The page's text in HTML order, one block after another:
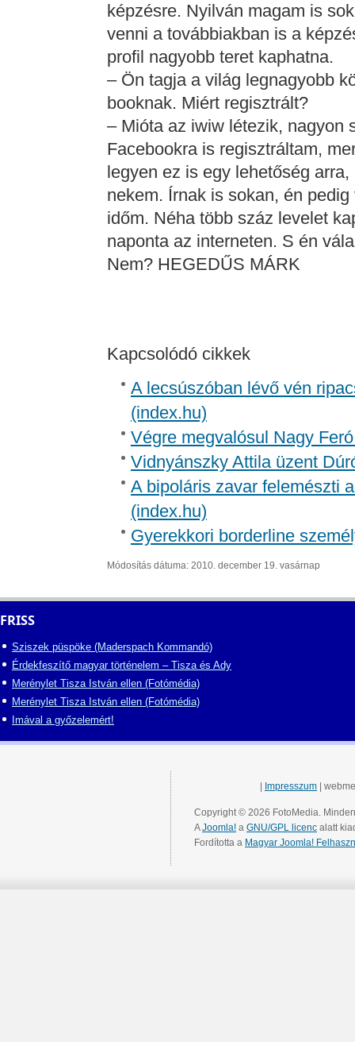
képzésre. Nyilván magam is
venni a továbbiakban is a
profil nagyobb teret kaphatna.
– Ön tagja a világ legnagyobb
booknak. Miért regisztrált?
– Mióta az iwiw létezik, nagyon
Facebookra is regisztráltam,
legyen ez is egy lehetőség
nekem. Írnak is sokan, én
időm. Néha több száz levelet
naponta az interneten. S én
Nem? HEGEDŰS MÁRK
Kapcsolódó cikkek
A lecsúszóban lévő vén
(index.hu)
Végre megvalósul Nagy
Vidnyánszky Attila üzent
A bipoláris zavar felemészti
(index.hu)
Gyerekkori borderline
Módosítás dátuma: 2010. december 19. vasárnap
FRISS
Sziszek püspöke (Maderspach Kommandó)
Érdekfeszítő magyar történelem – Tisza és Ady
Merénylet Tisza István ellen (Fotómédia)
Merénylet Tisza István ellen (Fotómédia)
Imával a győzelemért!
Impresszum |
Copyright © 2026 FotoMedia.
AJoomla! a GNU/GPL licenc alatt
Fordította a Magyar Joomla!